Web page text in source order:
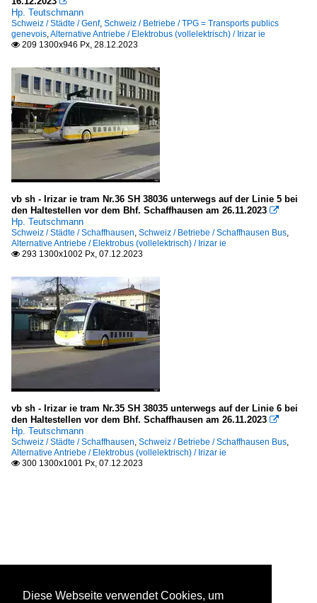
Hp. Teutschmann
Schweiz / Städte / Genf, Schweiz / Betriebe / TPG = Transports publics
genevois,Alternative Antriebe / Elektrobus (vollelektrisch) / Irizar ie
 209 1300x946 Px, 28.12.2023
vb sh - Irizar ie tram Nr.36 SH 38036 unterwegs auf der Linie 5 bei
den Haltestellen vor dem Bhf. Schaffhausen am 26.11.2023 
Hp. Teutschmann
Schweiz / Städte / Schaffhausen, Schweiz / Betriebe / Schaffhausen Bus,
Alternative Antriebe / Elektrobus (vollelektrisch) / Irizar ie
 293 1300x1002 Px, 07.12.2023
vb sh - Irizar ie tram Nr.35 SH 38035 unterwegs auf der Linie 6 bei
den Haltestellen vor dem Bhf. Schaffhausen am 26.11.2023 
Hp. Teutschmann
Schweiz / Städte / Schaffhausen, Schweiz / Betriebe / Schaffhausen Bus,
Alternative Antriebe / Elektrobus (vollelektrisch) / Irizar ie
 300 1300x1001 Px, 07.12.2023
Diese Webseite verwendet Cookies, um